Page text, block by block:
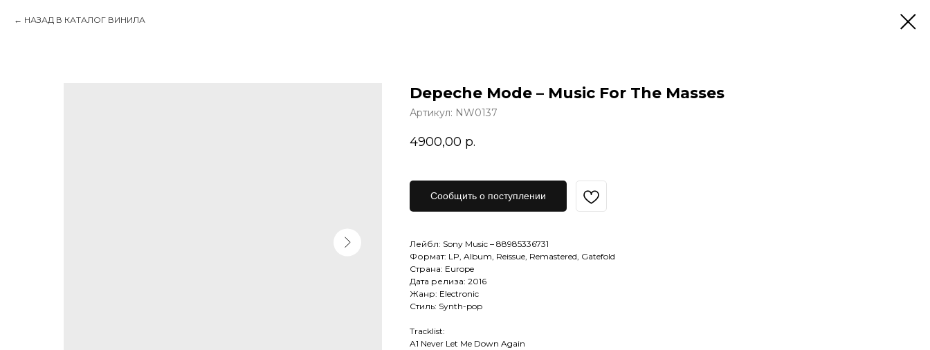
НАЗАД В КАТАЛОГ ВИНИЛА
Depeche Mode – Music For The Masses
Артикул: NW0137
4900,00 р.
Сообщить о поступлении
Лейбл: Sony Music – 88985336731
Формат: LP, Album, Reissue, Remastered, Gatefold
Страна: Europe
Дата релиза: 2016
Жанр: Electronic
Стиль: Synth-pop
Tracklist:
A1 Never Let Me Down Again